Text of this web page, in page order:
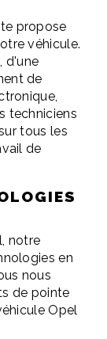
propose
véhicule.
d'une
de
techniciens
tous les
de
notre
en
nous
de pointe
Opel